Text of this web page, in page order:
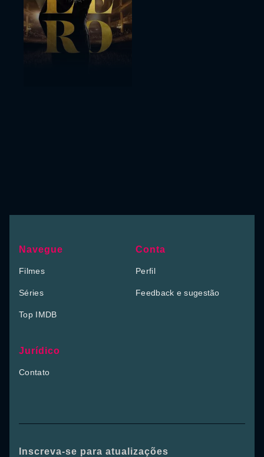
Navegue
Filmes
Séries
Top IMDB
Conta
Perfil
Feedback e sugestão
Jurídico
Contato
Inscreva-se para atualizações